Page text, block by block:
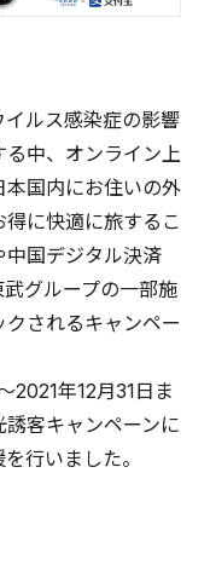
ルス感染症の影響
中、オンライン上
国内にお住いの外
に快適に旅するこ
中国デジタル決済
グループの一部施
されるキャンペー
2021年12月31日ま
客キャンペーンに
行いました。